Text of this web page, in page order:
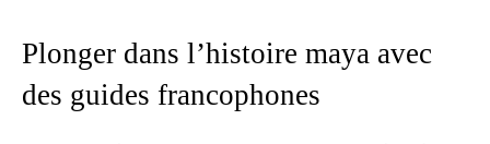
Plonger dans l’histoire maya avec
des guides francophones